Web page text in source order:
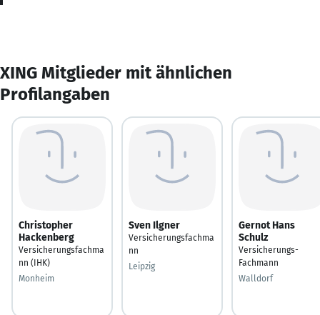
XING Mitglieder mit ähnlichen
Profilangaben
Christopher
Hackenberg
Versicherungsfachma
nn (IHK)
Monheim
Sven Ilgner
Versicherungsfachma
nn
Leipzig
Gernot Hans
Schulz
Versicherungs-
Fachmann
Walldorf